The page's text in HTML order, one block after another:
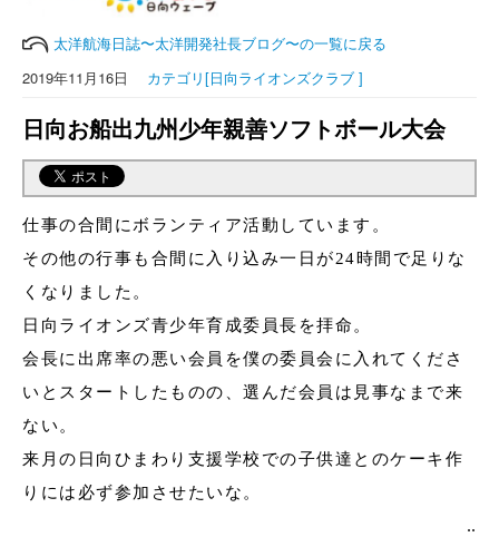
太洋航海日誌〜太洋開発社長ブログ〜の一覧に戻る
2019年11月16日
カテゴリ[日向ライオンズクラブ ]
日向お船出九州少年親善ソフトボール大会
仕事の合間にボランティア活動しています。
その他の行事も合間に入り込み一日が24時間で足りな
くなりました。
日向ライオンズ青少年育成委員長を拝命。
会長に出席率の悪い会員を僕の委員会に入れてくださ
いとスタートしたものの、選んだ会員は見事なまで来
ない。
来月の日向ひまわり支援学校での子供達とのケーキ作
りには必ず参加させたいな。
‥